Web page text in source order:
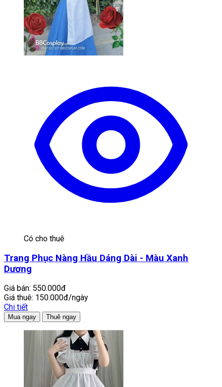
Có cho thuê
Trang Phục Nàng Hầu Dáng Dài - Màu Xanh
Dương
Giá bán: 550.000đ
Giá thuê: 150.000đ/ngày
Chi tiết
Mua ngay Thuê ngay